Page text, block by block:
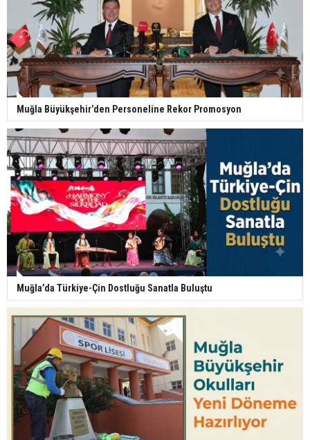
Muğla Büyükşehir’den Personeline Rekor Promosyon
Muğla’da Türkiye-Çin Dostluğu Sanatla Buluştu